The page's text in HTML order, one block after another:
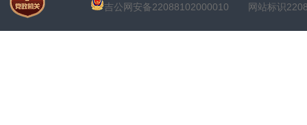
吉公网安备22088102000010 网站标识